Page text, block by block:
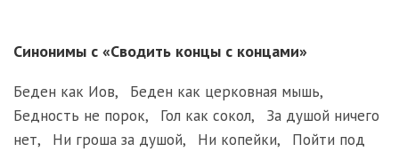
Синонимы с «Сводить концы с концами»
Беден как Иов, Беден как церковная мышь,
Бедность не порок, Гол как сокол, За душой ничего
нет, Ни гроша за душой, Ни копейки, Пойти под